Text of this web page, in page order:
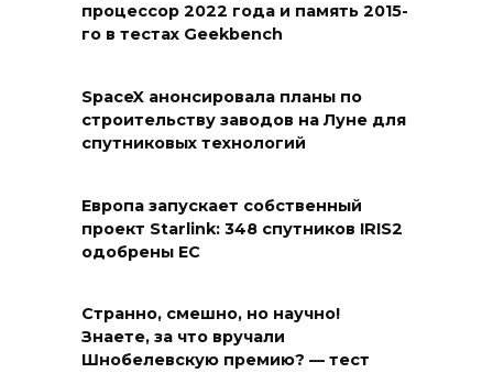
процессор 2022 года и память 2015-
го в тестах Geekbench
SpaceX анонсировала планы по
строительству заводов на Луне для
спутниковых технологий
Европа запускает собственный
проект Starlink: 348 спутников IRIS2
одобрены ЕС
Странно, смешно, но научно!
Знаете, за что вручали
Шнобелевскую премию? — тест